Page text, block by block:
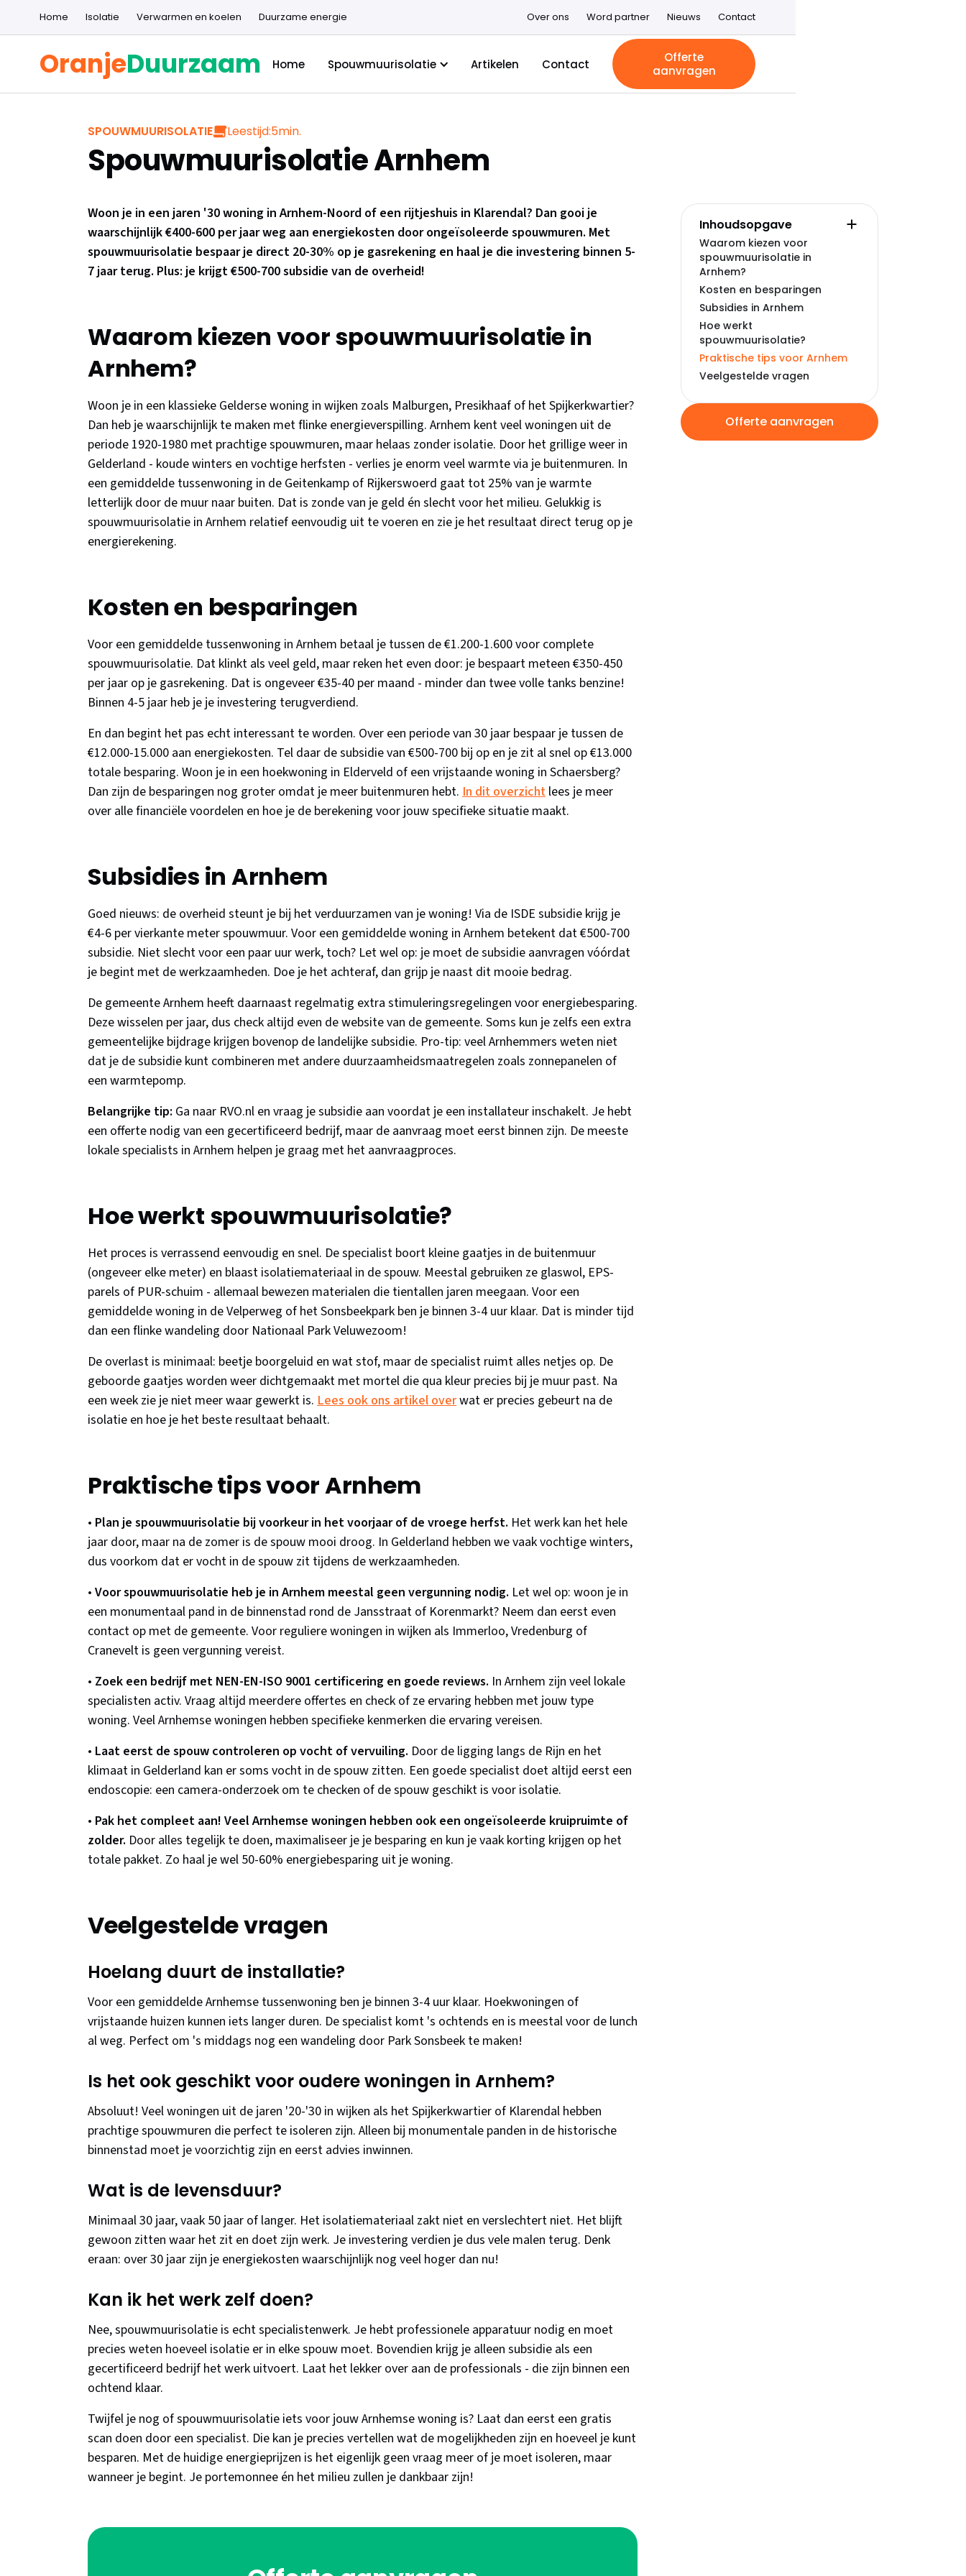
Home Isolatie Verwarmen en koelen Duurzame energie Over ons Word partner Nieuws Contact
OranjeDuurzaam Home Spouwmuurisolatie Artikelen Contact
Offerte
aanvragen
SPOUWMUURISOLATIE Leestijd:5min.
Spouwmuurisolatie Arnhem
Woon je in een jaren '30 woning in Arnhem-Noord of een rijtjeshuis in Klarendal? Dan gooi je
waarschijnlijk €400-600 per jaar weg aan energiekosten door ongeïsoleerde spouwmuren. Met
spouwmuurisolatie bespaar je direct 20-30% op je gasrekening en haal je die investering binnen 5-
7 jaar terug. Plus: je krijgt €500-700 subsidie van de overheid!
Waarom kiezen voor spouwmuurisolatie in
Arnhem?
Woon je in een klassieke Gelderse woning in wijken zoals Malburgen, Presikhaaf of het Spijkerkwartier?
Dan heb je waarschijnlijk te maken met flinke energieverspilling. Arnhem kent veel woningen uit de
periode 1920-1980 met prachtige spouwmuren, maar helaas zonder isolatie. Door het grillige weer in
Gelderland - koude winters en vochtige herfsten - verlies je enorm veel warmte via je buitenmuren. In
een gemiddelde tussenwoning in de Geitenkamp of Rijkerswoerd gaat tot 25% van je warmte
letterlijk door de muur naar buiten. Dat is zonde van je geld én slecht voor het milieu. Gelukkig is
spouwmuurisolatie in Arnhem relatief eenvoudig uit te voeren en zie je het resultaat direct terug op je
energierekening.
Kosten en besparingen
Voor een gemiddelde tussenwoning in Arnhem betaal je tussen de €1.200-1.600 voor complete
spouwmuurisolatie. Dat klinkt als veel geld, maar reken het even door: je bespaart meteen €350-450
per jaar op je gasrekening. Dat is ongeveer €35-40 per maand - minder dan twee volle tanks benzine!
Binnen 4-5 jaar heb je je investering terugverdiend.
En dan begint het pas echt interessant te worden. Over een periode van 30 jaar bespaar je tussen de
€12.000-15.000 aan energiekosten. Tel daar de subsidie van €500-700 bij op en je zit al snel op €13.000
totale besparing. Woon je in een hoekwoning in Elderveld of een vrijstaande woning in Schaersberg?
Dan zijn de besparingen nog groter omdat je meer buitenmuren hebt. In dit overzicht lees je meer
over alle financiële voordelen en hoe je de berekening voor jouw specifieke situatie maakt.
Subsidies in Arnhem
Goed nieuws: de overheid steunt je bij het verduurzamen van je woning! Via de ISDE subsidie krijg je
€4-6 per vierkante meter spouwmuur. Voor een gemiddelde woning in Arnhem betekent dat €500-700
subsidie. Niet slecht voor een paar uur werk, toch? Let wel op: je moet de subsidie aanvragen vóórdat
je begint met de werkzaamheden. Doe je het achteraf, dan grijp je naast dit mooie bedrag.
De gemeente Arnhem heeft daarnaast regelmatig extra stimuleringsregelingen voor energiebesparing.
Deze wisselen per jaar, dus check altijd even de website van de gemeente. Soms kun je zelfs een extra
gemeentelijke bijdrage krijgen bovenop de landelijke subsidie. Pro-tip: veel Arnhemmers weten niet
dat je de subsidie kunt combineren met andere duurzaamheidsmaatregelen zoals zonnepanelen of
een warmtepomp.
Belangrijke tip: Ga naar RVO.nl en vraag je subsidie aan voordat je een installateur inschakelt. Je hebt
een offerte nodig van een gecertificeerd bedrijf, maar de aanvraag moet eerst binnen zijn. De meeste
lokale specialists in Arnhem helpen je graag met het aanvraagproces.
Hoe werkt spouwmuurisolatie?
Het proces is verrassend eenvoudig en snel. De specialist boort kleine gaatjes in de buitenmuur
(ongeveer elke meter) en blaast isolatiemateriaal in de spouw. Meestal gebruiken ze glaswol, EPS-
parels of PUR-schuim - allemaal bewezen materialen die tientallen jaren meegaan. Voor een
gemiddelde woning in de Velperweg of het Sonsbeekpark ben je binnen 3-4 uur klaar. Dat is minder tijd
dan een flinke wandeling door Nationaal Park Veluwezoom!
De overlast is minimaal: beetje boorgeluid en wat stof, maar de specialist ruimt alles netjes op. De
geboorde gaatjes worden weer dichtgemaakt met mortel die qua kleur precies bij je muur past. Na
een week zie je niet meer waar gewerkt is. Lees ook ons artikel overwat er precies gebeurt na de
isolatie en hoe je het beste resultaat behaalt.
Praktische tips voor Arnhem
• Plan je spouwmuurisolatie bij voorkeur in het voorjaar of de vroege herfst. Het werk kan het hele
jaar door, maar na de zomer is de spouw mooi droog. In Gelderland hebben we vaak vochtige winters,
dus voorkom dat er vocht in de spouw zit tijdens de werkzaamheden.
• Voor spouwmuurisolatie heb je in Arnhem meestal geen vergunning nodig. Let wel op: woon je in
een monumentaal pand in de binnenstad rond de Jansstraat of Korenmarkt? Neem dan eerst even
contact op met de gemeente. Voor reguliere woningen in wijken als Immerloo, Vredenburg of
Cranevelt is geen vergunning vereist.
• Zoek een bedrijf met NEN-EN-ISO 9001 certificering en goede reviews. In Arnhem zijn veel lokale
specialisten activ. Vraag altijd meerdere offertes en check of ze ervaring hebben met jouw type
woning. Veel Arnhemse woningen hebben specifieke kenmerken die ervaring vereisen.
• Laat eerst de spouw controleren op vocht of vervuiling. Door de ligging langs de Rijn en het
klimaat in Gelderland kan er soms vocht in de spouw zitten. Een goede specialist doet altijd eerst een
endoscopie: een camera-onderzoek om te checken of de spouw geschikt is voor isolatie.
• Pak het compleet aan! Veel Arnhemse woningen hebben ook een ongeïsoleerde kruipruimte of
zolder. Door alles tegelijk te doen, maximaliseer je je besparing en kun je vaak korting krijgen op het
totale pakket. Zo haal je wel 50-60% energiebesparing uit je woning.
Veelgestelde vragen
Hoelang duurt de installatie?
Voor een gemiddelde Arnhemse tussenwoning ben je binnen 3-4 uur klaar. Hoekwoningen of
vrijstaande huizen kunnen iets langer duren. De specialist komt 's ochtends en is meestal voor de lunch
al weg. Perfect om 's middags nog een wandeling door Park Sonsbeek te maken!
Is het ook geschikt voor oudere woningen in Arnhem?
Absoluut! Veel woningen uit de jaren '20-'30 in wijken als het Spijkerkwartier of Klarendal hebben
prachtige spouwmuren die perfect te isoleren zijn. Alleen bij monumentale panden in de historische
binnenstad moet je voorzichtig zijn en eerst advies inwinnen.
Wat is de levensduur?
Minimaal 30 jaar, vaak 50 jaar of langer. Het isolatiemateriaal zakt niet en verslechtert niet. Het blijft
gewoon zitten waar het zit en doet zijn werk. Je investering verdien je dus vele malen terug. Denk
eraan: over 30 jaar zijn je energiekosten waarschijnlijk nog veel hoger dan nu!
Kan ik het werk zelf doen?
Nee, spouwmuurisolatie is echt specialistenwerk. Je hebt professionele apparatuur nodig en moet
precies weten hoeveel isolatie er in elke spouw moet. Bovendien krijg je alleen subsidie als een
gecertificeerd bedrijf het werk uitvoert. Laat het lekker over aan de professionals - die zijn binnen een
ochtend klaar.
Twijfel je nog of spouwmuurisolatie iets voor jouw Arnhemse woning is? Laat dan eerst een gratis
scan doen door een specialist. Die kan je precies vertellen wat de mogelijkheden zijn en hoeveel je kunt
besparen. Met de huidige energieprijzen is het eigenlijk geen vraag meer of je moet isoleren, maar
wanneer je begint. Je portemonnee én het milieu zullen je dankbaar zijn!
Inhoudsopgave
Waarom kiezen voor
spouwmuurisolatie in
Arnhem?
Kosten en besparingen
Subsidies in Arnhem
Hoe werkt
spouwmuurisolatie?
Praktische tips voor Arnhem
Veelgestelde vragen
Offerte aanvragen